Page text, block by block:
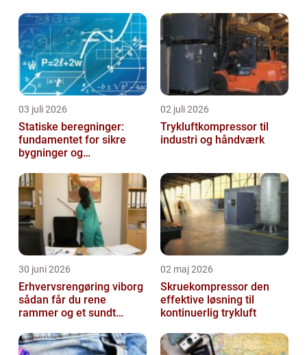
03 juli 2026
Statiske beregninger:
fundamentet for sikre
bygninger og
02 juli 2026
Trykluftkompressor til
industri og håndværk
30 juni 2026
Erhvervsrengøring viborg
sådan får du rene
rammer og et sundt
02 maj 2026
Skruekompressor den
effektive løsning til
kontinuerlig trykluft